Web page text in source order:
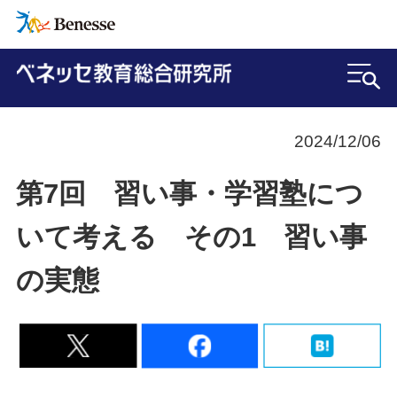
2024/12/06
第7回 習い事・学習塾につ
いて考える その1 習い事
の実態